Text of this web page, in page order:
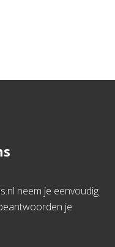
neem je eenvoudig
je